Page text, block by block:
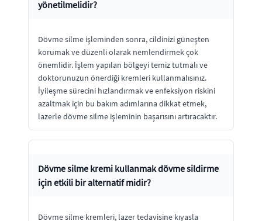
yönetilmelidir?
Dövme silme işleminden sonra, cildinizi güneşten
korumak ve düzenli olarak nemlendirmek çok
önemlidir. İşlem yapılan bölgeyi temiz tutmalı ve
doktorunuzun önerdiği kremleri kullanmalısınız.
İyileşme sürecini hızlandırmak ve enfeksiyon riskini
azaltmak için bu bakım adımlarına dikkat etmek,
lazerle dövme silme işleminin başarısını artıracaktır.
Dövme silme kremi kullanmak dövme sildirme
için etkili bir alternatif midir?
Dövme silme kremleri, lazer tedavisine kıyasla